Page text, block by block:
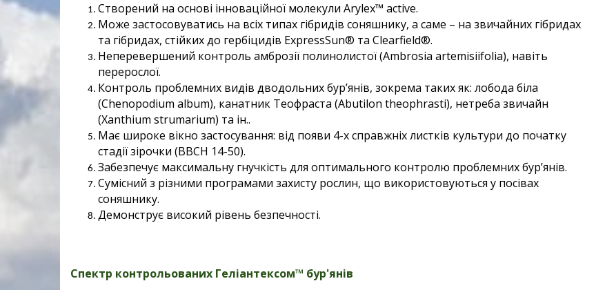
Створений на основі інноваційної молекули Arylex™ active.
Може застосовуватись на всіх типах гібридів соняшнику, а саме – на звичайних гібридах
та гібридах, стійких до гербіцидів ExpressSun® та Clearfield®.
Неперевершений контроль амброзії полинолистої (Ambrosia artemisiifolia), навіть
перерослої.
Контроль проблемних видів дводольних бур’янів, зокрема таких як: лобода біла
(Chenopodium album), канатник Теофраста (Abutilon theophrasti), нетреба звичайн
(Xanthium strumarium) та ін..
Має широке вікно застосування: від появи 4-х справжніх листків культури до початку
стадії зірочки (ВВСН 14-50).
Забезпечує максимальну гнучкість для оптимального контролю проблемних бур’янів.
Сумісний з різними програмами захисту рослин, що використовуються у посівах
соняшнику.
Демонструє високий рівень безпечності.
Спектр контрольованих Геліантексом™ бур'янів